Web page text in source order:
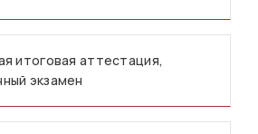
итоговая аттестация,
экзамен